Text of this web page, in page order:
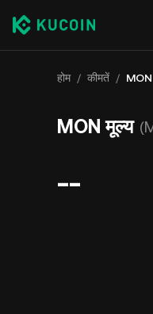
होम / कीमतें / MON
MON मूल्य
--